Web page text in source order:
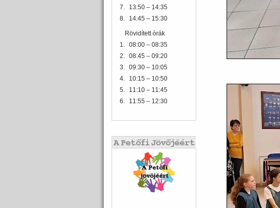
7.
13:50 – 14:35
8.
14:45 – 15:30
Rövidített órák
1. 08:00 – 08:35
2. 08:45 – 09:20
3. 09:30 – 10:05
4.
10:15 – 10:50
5.
11:10 – 11:45
6.
11:55 – 12:30